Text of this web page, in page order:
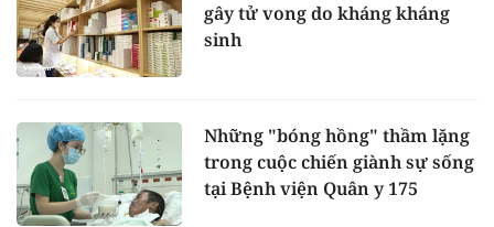
gây tử vong do kháng kháng
sinh
Những "bóng hồng" thầm lặng
trong cuộc chiến giành sự sống
tại Bệnh viện Quân y 175